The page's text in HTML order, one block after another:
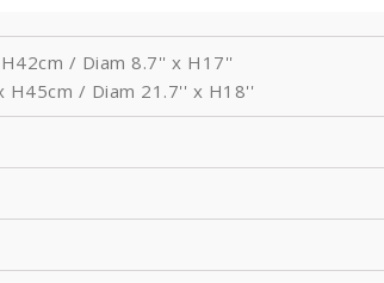
H42cm / Diam 8.7'' x H17''
H45cm / Diam 21.7'' x H18''